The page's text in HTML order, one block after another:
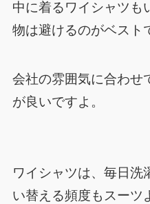
中に着るワイシャツも
物は避けるのがベスト
会社の雰囲気に合わせ
が良いですよ。
ワイシャツは、毎日洗
い替える頻度もスーツ